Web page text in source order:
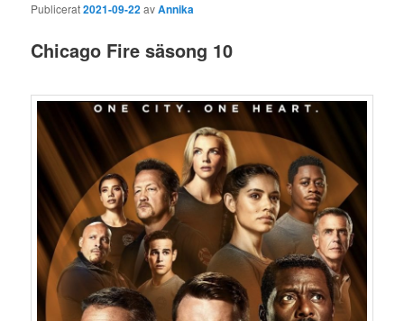
Publicerat2021-09-22avAnnika
Chicago Fire säsong 10